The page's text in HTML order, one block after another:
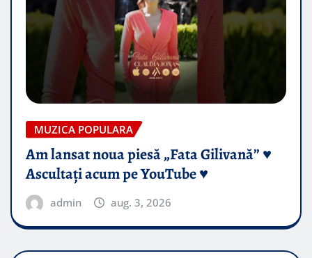
MUZICA POPULARA
Am lansat noua piesă „Fata Gilivană” ♥️
Ascultați acum pe YouTube ♥️
admin aug. 3, 2026